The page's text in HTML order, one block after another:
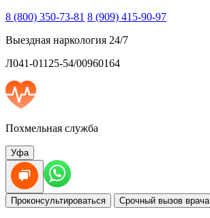
8 (800) 350-73-81 8 (909) 415-90-97
Выездная наркология 24/7
Л041-01125-54/00960164
Похмельная служба
Уфа
Проконсультироваться Срочный вызов врача